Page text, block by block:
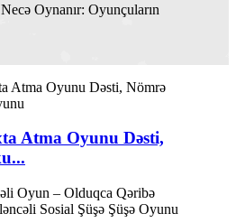
Oynanır: Oyunçuların
Atma Oyunu Dəsti,